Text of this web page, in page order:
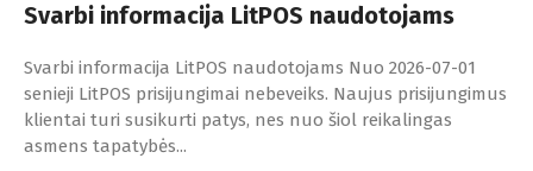
Svarbi informacija LitPOS naudotojams
Svarbi informacija LitPOS naudotojams Nuo 2026-07-01
senieji LitPOS prisijungimai nebeveiks. Naujus prisijungimus
klientai turi susikurti patys, nes nuo šiol reikalingas
asmens tapatybės...